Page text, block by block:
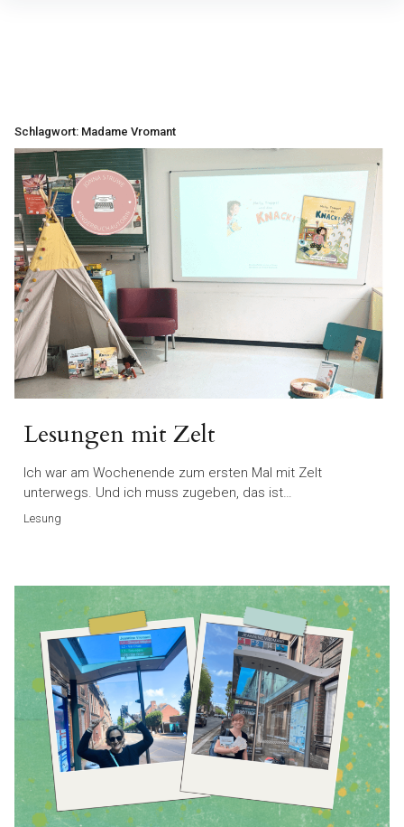
Schlagwort: Madame Vromant
Lesungen mit Zelt
Ich war am Wochenende zum ersten Mal mit Zelt
unterwegs. Und ich muss zugeben, das ist…
Lesung